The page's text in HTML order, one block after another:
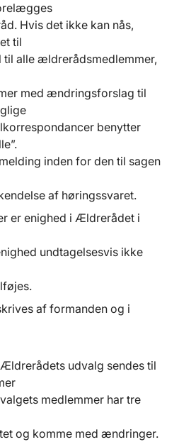
Hvis det ikke kan nås,
til
til alle ældrerådsmedlemmer,
med ændringsforslag til
benytter
inden for den til sagen
af høringssvaret.
er enighed i Ældrerådet i
undtagelsesvis ikke
af formanden og i
udvalg sendes til
medlemmer har tre
og komme med ændringer.